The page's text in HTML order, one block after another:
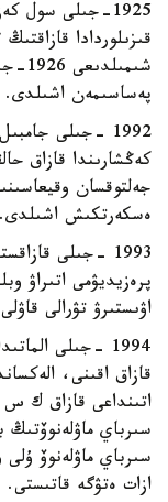
قىزىلوردادا
پەساسىمەن اشىلدى.
1992 -جىلى
جەلتوقسان
ەسكەرتكىش اشىلدى.
1993 -جىلى
پرەزيديۋمى اتىراۋ
اۋىستىرۋ تۋرالى
1994 -جىلى
قازاق اقىنى،
اتىنداعى قازاق ك س
سىرباي
سىرباي ماۋلەنوۆ ۇلى
ازات ەتۋگە قاتىستى.